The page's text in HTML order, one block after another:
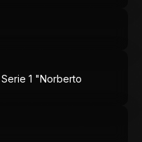
1 "Norberto